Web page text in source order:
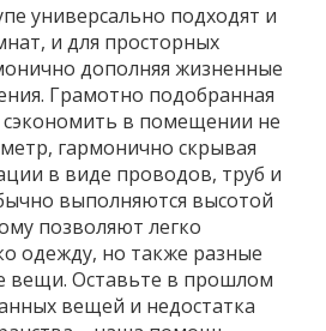
универсально подходят и
и для просторных
дополняя жизненные
Грамотно подобранная
сэкономить в помещении не
гармонично скрывая
в виде проводов, труб и
выполняются высотой
позволяют легко
одежду, но также разные
вещи. Оставьте в прошлом
вещей и недостатка